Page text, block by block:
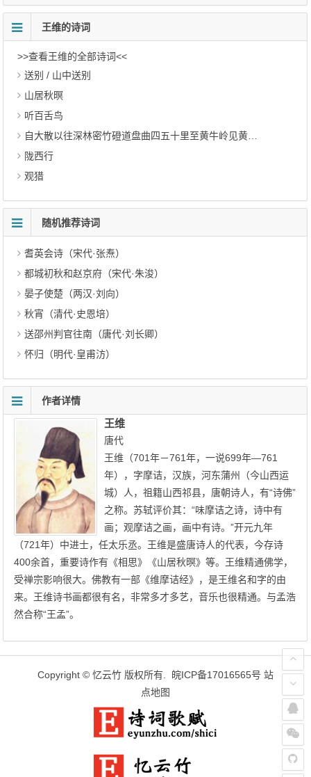
王维的诗词
>>查看王维的全部诗词<<
送别 / 山中送别
山居秋暝
听百舌鸟
自大散以往深林密竹磴道盘曲四五十里至黄牛岭见黄花川
陇西行
观猎
随机推荐诗词
耆英会诗（宋代·张焘）
都城初秋和赵京府（宋代·朱浚）
晏子使楚（两汉·刘向）
秋宵（清代·史恩培）
送邵州判官往南（唐代·刘长卿）
怀归（明代·皇甫汸）
作者详情
王维
唐代
王维（701年－761年，一说699年—761
年），字摩诘，汉族，河东蒲州（今山西运
城）人，祖籍山西祁县，唐朝诗人，有“诗佛”
之称。苏轼评价其：“味摩诘之诗，诗中有
画；观摩诘之画，画中有诗。”开元九年
（721年）中进士，任太乐丞。王维是盛唐诗人的代表，今存诗
400余首，重要诗作有《相思》《山居秋暝》等。王维精通佛学，
受禅宗影响很大。佛教有一部《维摩诘经》，是王维名和字的由
来。王维诗书画都很有名，非常多才多艺，音乐也很精通。与孟浩
然合称“王孟”。
Copyright © 忆云竹 版权所有. 皖ICP备17016565号 站
点地图